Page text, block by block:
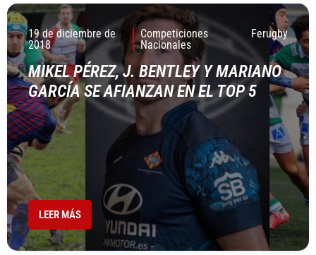
19 de diciembre de
2018
Competiciones
Nacionales
Ferugby
MIKEL PÉREZ, J. BENTLEY Y MARIANO
GARCÍA SE AFIANZAN EN EL TOP 5
LEER MÁS